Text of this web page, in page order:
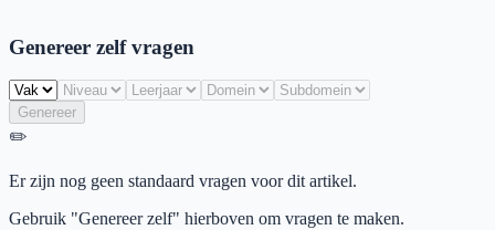
Genereer zelf vragen
Genereer
✏️
Er zijn nog geen standaard vragen voor dit artikel.
Gebruik "Genereer zelf" hierboven om vragen te maken.